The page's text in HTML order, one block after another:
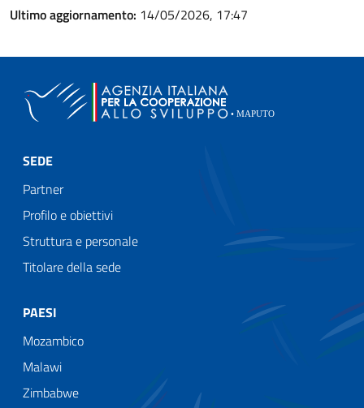
Ultimo aggiornamento: 14/05/2026, 17:47
SEDE
Partner
Profilo e obiettivi
Struttura e personale
Titolare della sede
PAESI
Mozambico
Malawi
Zimbabwe